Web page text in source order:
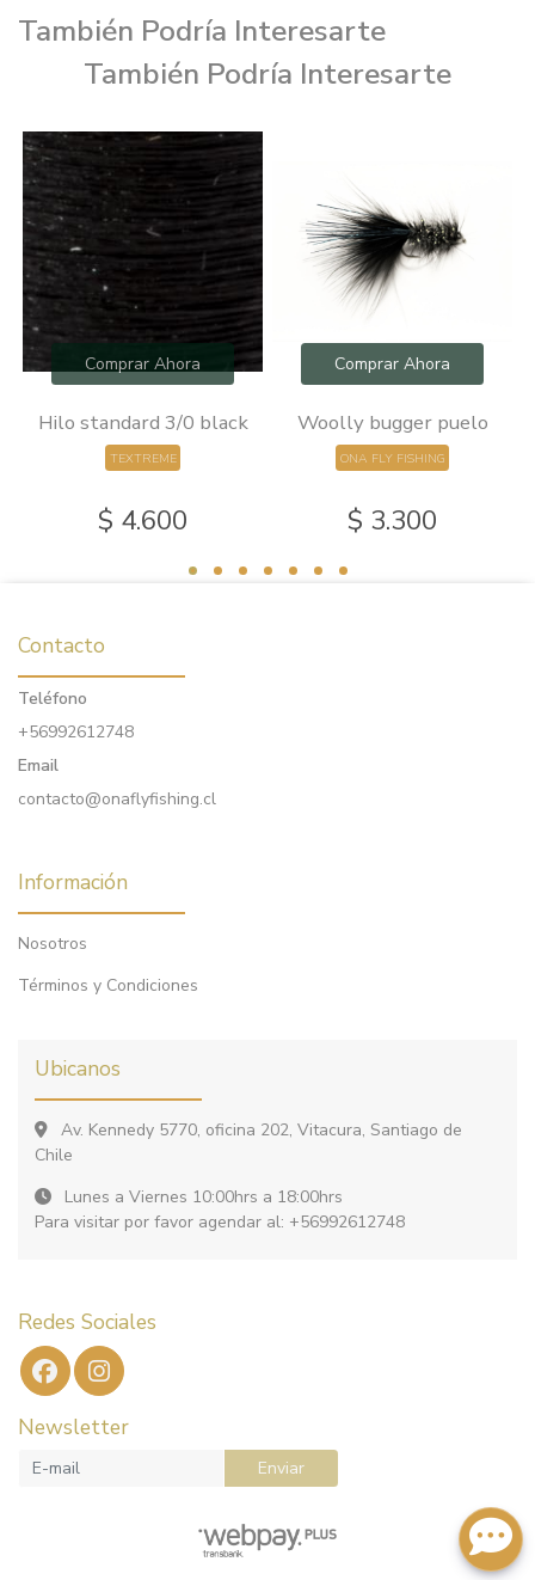
También Podría Interesarte
También Podría Interesarte
Comprar Ahora
Hilo standard 3/0 black
TEXTREME
$ 4.600
Comprar Ahora
Woolly bugger puelo
ONA FLY FISHING
$ 3.300
Contacto
Teléfono
+56992612748
Email
contacto@onaflyfishing.cl
Información
Nosotros
Términos y Condiciones
Ubicanos
Av. Kennedy 5770, oficina 202, Vitacura, Santiago de
Chile
Lunes a Viernes 10:00hrs a 18:00hrs
Para visitar por favor agendar al: +56992612748
Redes Sociales
Newsletter
Enviar